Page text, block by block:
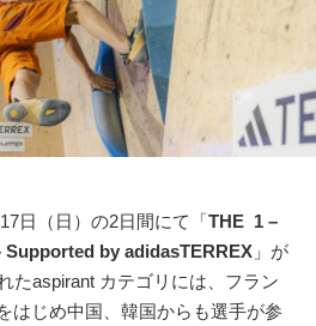
日（日）の2日間にて「THE 1 –
Supported by adidasTERREX 」が
たaspirant カテゴリには、フラン
はじめ中国、韓国からも選手が参